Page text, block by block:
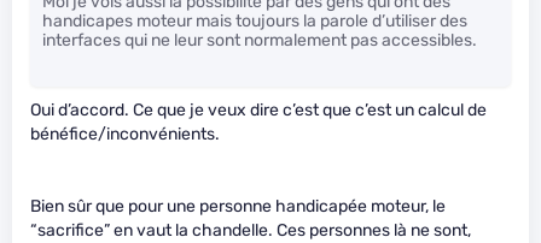
handicapes moteur mais toujours la parole d’utiliser des
interfaces qui ne leur sont normalement pas accessibles.
Oui d’accord. Ce que je veux dire c’est que c’est un calcul de
bénéfice/inconvénients.
Bien sûr que pour une personne handicapée moteur, le
“sacrifice” en vaut la chandelle. Ces personnes là ne sont,